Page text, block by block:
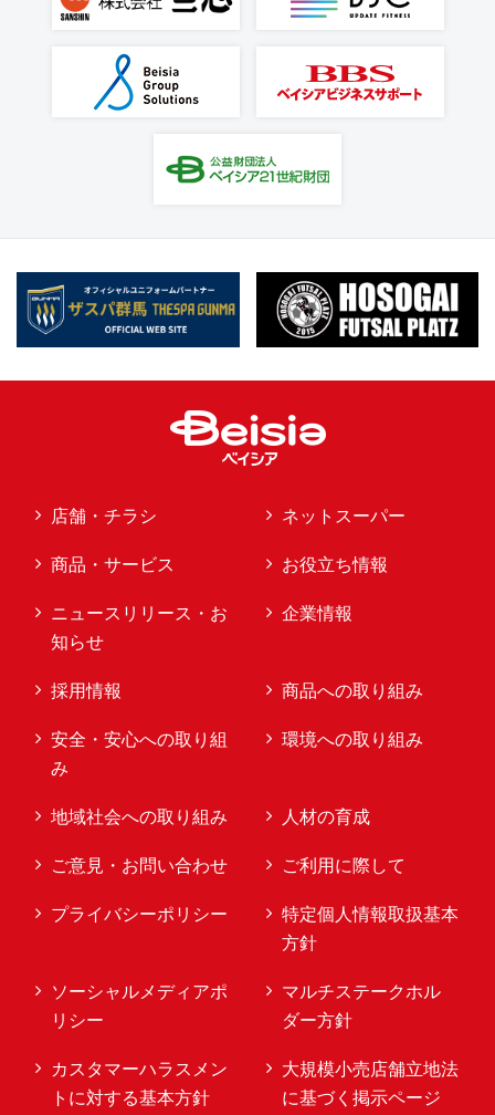
店舗・チラシ ネットスーパー
商品・サービス お役立ち情報
ニュースリリース・お
知らせ
企業情報
採用情報 商品への取り組み
安全・安心への取り組
み
環境への取り組み
地域社会への取り組み 人材の育成
ご意見・お問い合わせ ご利用に際して
プライバシーポリシー
特定個人情報取扱基本
方針
ソーシャルメディアポ
リシー
マルチステークホル
ダー方針
カスタマーハラスメン
トに対する基本方針
大規模小売店舗立地法
に基づく掲示ページ